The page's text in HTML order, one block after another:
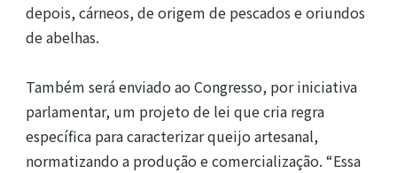
depois, cárneos, de origem de pescados e oriundos
de abelhas.
Também será enviado ao Congresso, por iniciativa
parlamentar, um projeto de lei que cria regra
específica para caracterizar queijo artesanal,
normatizando a produção e comercialização. “Essa